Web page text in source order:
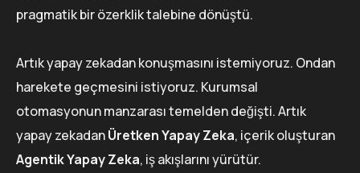
pragmatik bir özerklik talebine dönüştü.
Artık yapay zekadan konuşmasını istemiyoruz. Ondan
harekete geçmesini istiyoruz. Kurumsal
otomasyonun manzarası temelden değişti. Artık
yapay zekadanÜretken Yapay Zeka, içerik oluşturan
Agentik Yapay Zeka, iş akışlarını yürütür.